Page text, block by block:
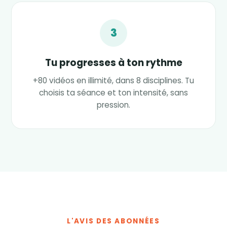
3
Tu progresses à ton rythme
+80 vidéos en illimité, dans 8 disciplines. Tu
choisis ta séance et ton intensité, sans
pression.
L'AVIS DES ABONNÉES